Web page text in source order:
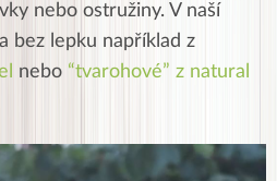
nebo ostružiny. V naší
bez lepku například z
nebo “tvarohové” z natural